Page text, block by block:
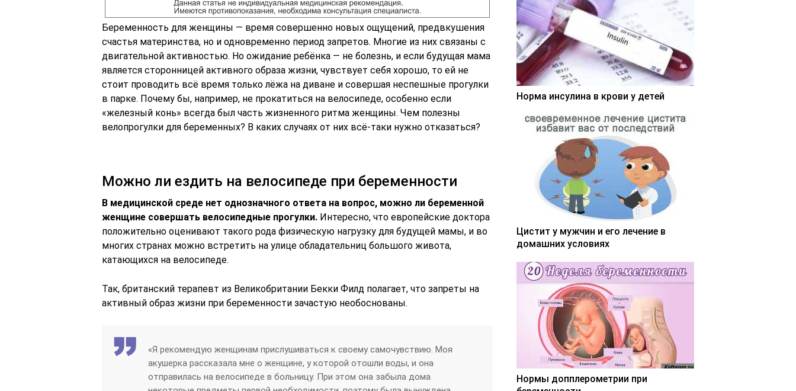
Беременность для женщины — время совершенно новых ощущений, предвкушения
счастья материнства, но и одновременно период запретов. Многие из них связаны с
двигательной активностью. Но ожидание ребёнка — не болезнь, и если будущая мама
является сторонницей активного образа жизни, чувствует себя хорошо, то ей не
стоит проводить всё время только лёжа на диване и совершая неспешные прогулки
в парке. Почему бы, например, не прокатиться на велосипеде, особенно если
«железный конь» всегда был часть жизненного ритма женщины. Чем полезны
велопрогулки для беременных? В каких случаях от них всё-таки нужно отказаться?
Можно ли ездить на велосипеде при беременности
В медицинской среде нет однозначного ответа на вопрос, можно ли беременной
женщине совершать велосипедные прогулки. Интересно, что европейские доктора
положительно оценивают такого рода физическую нагрузку для будущей мамы, и во
многих странах можно встретить на улице обладательниц большого живота,
катающихся на велосипеде.
Так, британский терапевт из Великобритании Бекки Филд полагает, что запреты на
активный образ жизни при беременности зачастую необоснованы.
«Я рекомендую женщинам прислушиваться к своему самочувствию. Моя
акушерка рассказала мне о женщине, у которой отошли воды, и она
отправилась на велосипеде в больницу. При этом она забыла дома
Норма инсулина в крови у детей
Цистит у мужчин и его лечение в
домашних условиях
Нормы допплерометрии при